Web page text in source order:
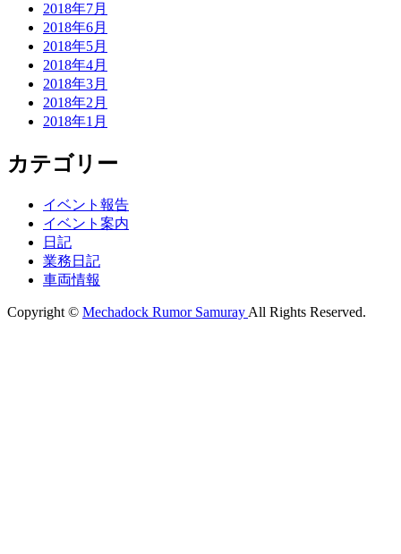
2018年7月
2018年6月
2018年5月
2018年4月
2018年3月
2018年2月
2018年1月
カテゴリー
イベント報告
イベント案内
日記
業務日記
車両情報
Copyright © Mechadock Rumor Samuray All Rights Reserved.